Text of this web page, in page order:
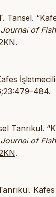
Tansel.
of
.
Tanrıkul.
of
.